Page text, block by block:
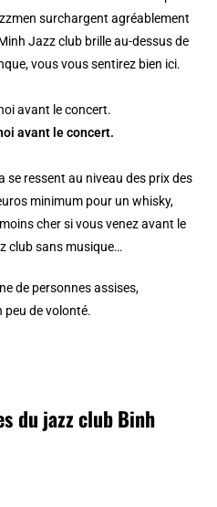
surchargent agréablement
Jazz club brille au-dessus de
vous vous sentirez bien ici.
avant le concert.
se ressent au niveau des prix des
minimum pour un whisky,
cher si vous venez avant le
club sans musique…
de personnes assises,
peu de volonté.
du jazz club Binh